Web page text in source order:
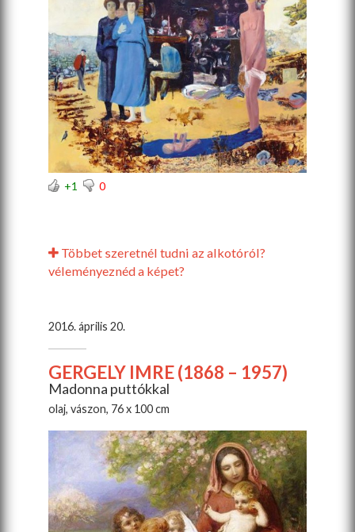
+1 0
Többet szeretnél tudni az alkotóról?
véleményeznéd a képet?
2016. április 20.
GERGELY IMRE (1868 – 1957)
Madonna puttókkal
olaj, vászon, 76 x 100 cm